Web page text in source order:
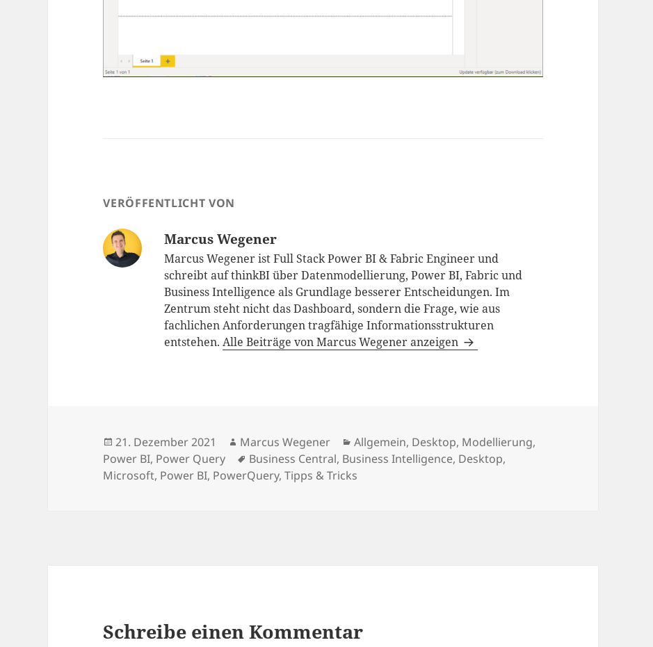
VERÖFFENTLICHT VON
Marcus Wegener
Marcus Wegener ist Full Stack Power BI & Fabric Engineer und
schreibt auf thinkBI über Datenmodellierung, Power BI, Fabric und
Business Intelligence als Grundlage besserer Entscheidungen. Im
Zentrum steht nicht das Dashboard, sondern die Frage, wie aus
fachlichen Anforderungen tragfähige Informationsstrukturen
entstehen.Alle Beiträge von Marcus Wegener anzeigen
Veröffentlicht
am
21. Dezember 2021 Autor
Marcus Wegener Kategorien
Allgemein, Desktop, Modellierung,
Power BI, Power Query Schlagwörter
Business Central, Business Intelligence, Desktop,
Microsoft, Power BI, PowerQuery,Tipps & Tricks
Schreibe einen Kommentar